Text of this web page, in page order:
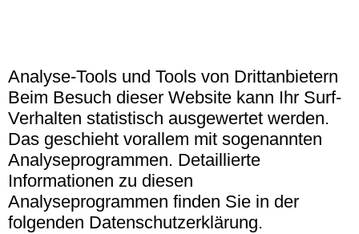
Analyse-Tools und Tools von Drittanbietern
Beim Besuch dieser Website kann Ihr Surf-
Verhalten statistisch ausgewertet werden.
Das geschieht vorallem mit sogenannten
Analyseprogrammen. Detaillierte
Informationen zu diesen
Analyseprogrammen finden Sie in der
folgenden Datenschutzerklärung.